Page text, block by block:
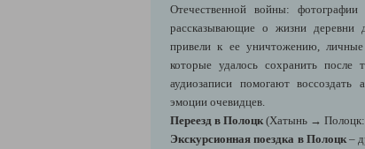
Отечественной войны: ф
рассказывающие о жизни деревни
привели к ее уничтожению,
которые удалось сохранить
аудиозаписи помогают
эмоции очевидцев.
Переезд в Полоцк (Хатынь → Полоцк:
Экскурсионная поездка в Полоцк –